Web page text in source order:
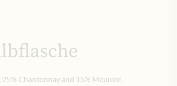
Chardonnay and 15% Meunier,